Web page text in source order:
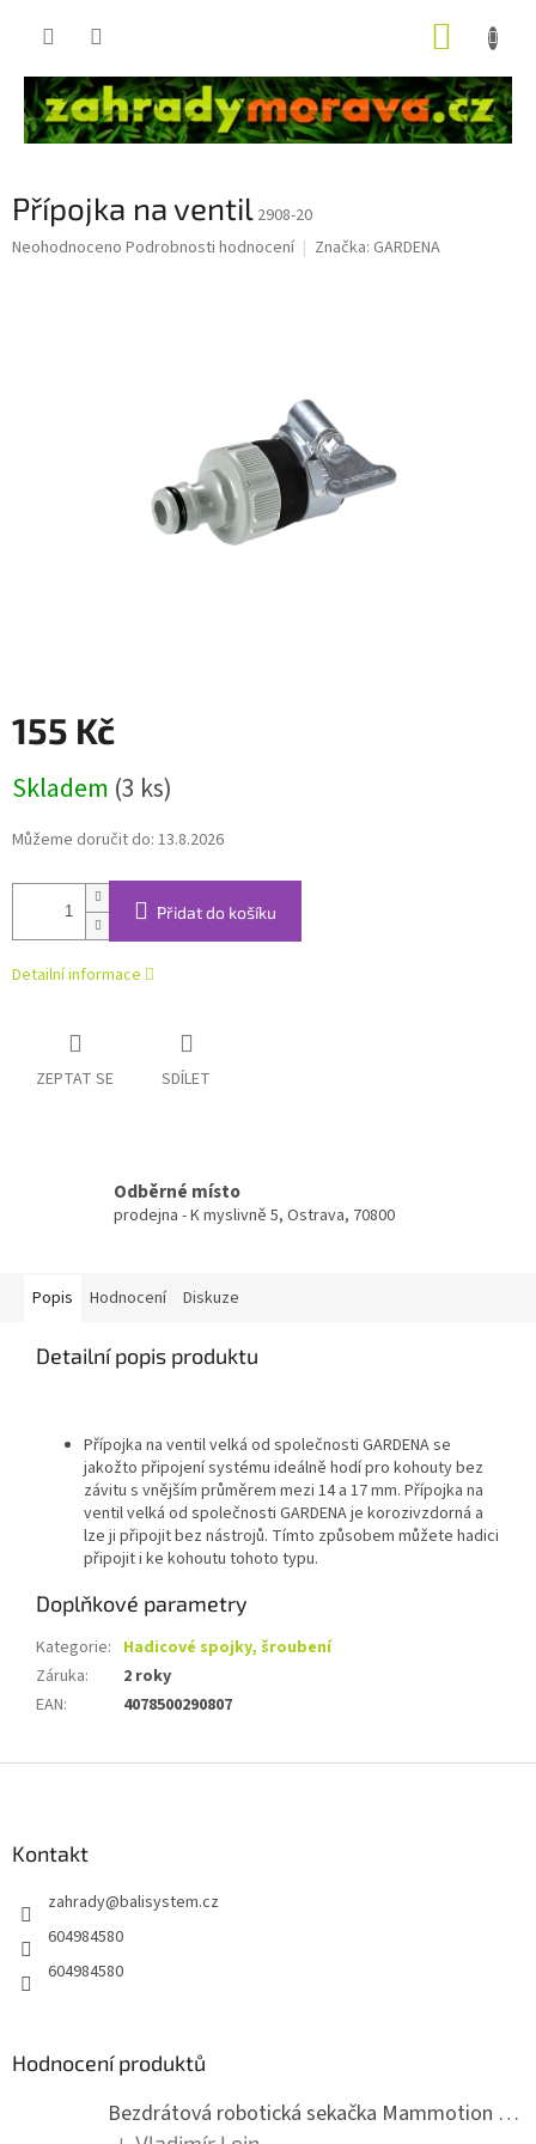
Přípojka na ventil 2908-20
Průměrné
Neohodnoceno Podrobnosti hodnocení Značka: GARDENA
155 Kč
cena:
Skladem (3 ks)
Můžeme doručit do: 13.8.2026
Přidat do košíku
Detailní informace
ZEPTAT SE SDÍLET
Odběrné místo
prodejna - K myslivně 5, Ostrava, 70800
Popis Hodnocení Diskuze
Detailní popis produktu
Přípojka na ventil velká od společnosti GARDENA se
jakožto připojení systému ideálně hodí pro kohouty bez
závitu s vnějším průměrem mezi 14 a 17 mm. Přípojka na
ventil velká od společnosti GARDENA je korozivzdorná a
lze ji připojit bez nástrojů. Tímto způsobem můžete hadici
připojit i ke kohoutu tohoto typu.
Doplňkové parametry
Kategorie: Hadicové spojky, šroubení
Záruka:
2 roky
EAN: 4078500290807
Kontakt
zahrady@balisystem.cz
604984580
604984580
Hodnocení produktů
Bezdrátová robotická sekačka Mammotion LUBA mini 2 1500